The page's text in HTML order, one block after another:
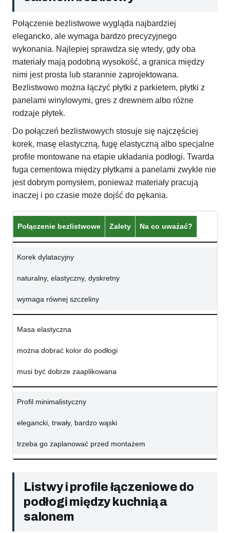
Połączenie bezlistwowe wygląda najbardziej
elegancko, ale wymaga bardzo precyzyjnego
wykonania. Najlepiej sprawdza się wtedy, gdy oba
materiały mają podobną wysokość, a granica między
nimi jest prosta lub starannie zaprojektowana.
Bezlistwowo można łączyć płytki z parkietem, płytki z
panelami winylowymi, gres z drewnem albo różne
rodzaje płytek.
Do połączeń bezlistwowych stosuje się najczęściej
korek, masę elastyczną, fugę elastyczną albo specjalne
profile montowane na etapie układania podłogi. Twarda
fuga cementowa między płytkami a panelami zwykle nie
jest dobrym pomysłem, ponieważ materiały pracują
inaczej i po czasie może dojść do pękania.
Połączenie bezlistwowe Zalety Na co uważać?
Korek dylatacyjny
naturalny, elastyczny, dyskretny
wymaga równej szczeliny
Masa elastyczna
można dobrać kolor do podłogi
musi być dobrze zaaplikowana
Profil minimalistyczny
elegancki, trwały, bardzo wąski
trzeba go zaplanować przed montażem
Listwy i profile łączeniowe do
podłogi między kuchnią a
salonem